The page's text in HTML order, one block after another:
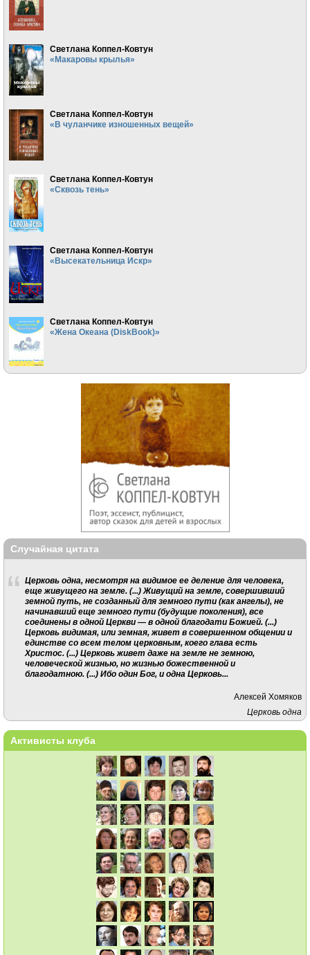
Светлана Коппел-Ковтун
«Макаровы крылья»
Светлана Коппел-Ковтун
«В чуланчике изношенных вещей»
Светлана Коппел-Ковтун
«Сквозь тень»
Светлана Коппел-Ковтун
«Высекательница Искр»
Светлана Коппел-Ковтун
«Жена Океана (DiskBook)»
Случайная цитата
Церковь одна, несмотря на видимое ее деление для человека,
еще живущего на земле. (...) Живущий на земле, совершивший
земной путь, не созданный для земного пути (как ангелы), не
начинавший еще земного пути (будущие поколения), все
соединены в одной Церкви — в одной благодати Божией. (...)
Церковь видимая, или земная, живет в совершенном общении и
единстве со всем телом церковным, коего глава есть
Христос. (...) Церковь живет даже на земле не земною,
человеческой жизнью, но жизнью божественной и
благодатною. (...) Ибо один Бог, и одна Церковь...
Алексей Хомяков
Церковь одна
Активисты клуба